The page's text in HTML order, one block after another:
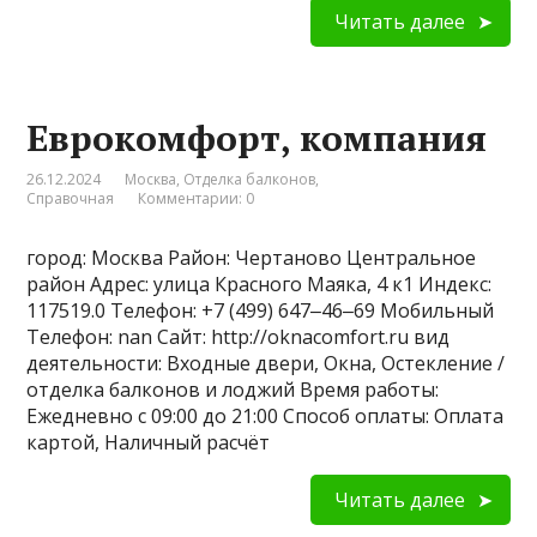
Читать далее
Еврокомфорт, компания
26.12.2024 Москва, Отделка балконов,
Справочная
Комментарии: 0
город: Москва Район: Чертаново Центральное
район Адрес: улица Красного Маяка, 4 к1 Индекс:
117519.0 Телефон: +7 (499) 647‒46‒69 Мобильный
Телефон: nan Сайт: http://oknacomfort.ru вид
деятельности: Входные двери, Окна, Остекление /
отделка балконов и лоджий Время работы:
Ежедневно с 09:00 до 21:00 Способ оплаты: Оплата
картой, Наличный расчёт
Читать далее